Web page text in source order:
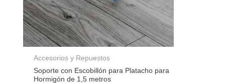
Accesorios y Repuestos
Soporte con Escobillón para Platacho para
Hormigón de 1,5 metros